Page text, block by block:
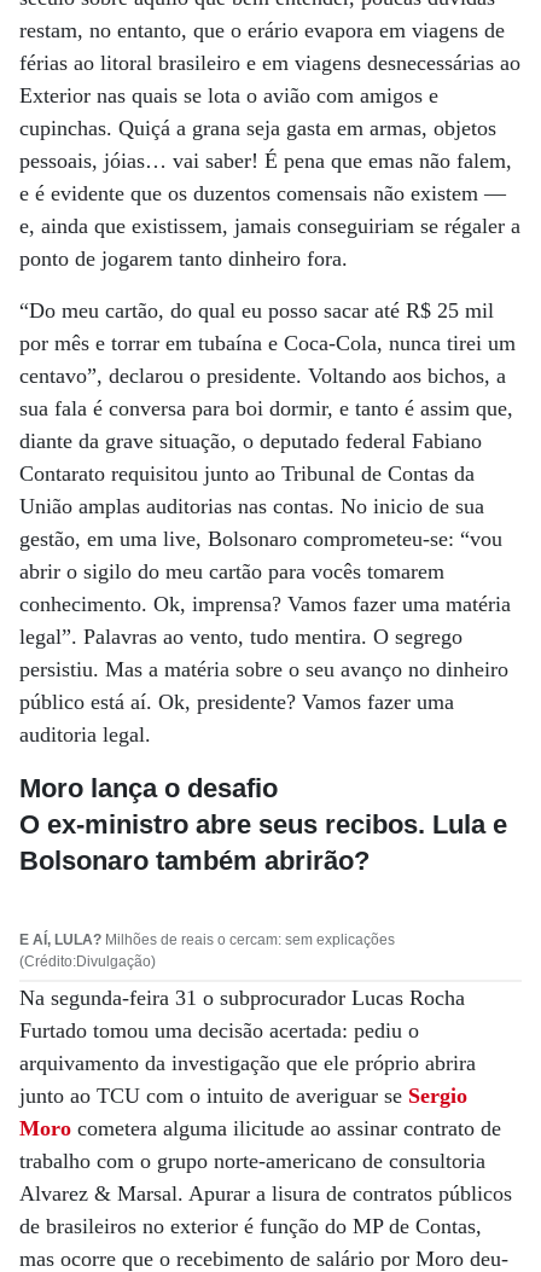
restam, no entanto, que o erário evapora em viagens de
férias ao litoral brasileiro e em viagens desnecessárias ao
Exterior nas quais se lota o avião com amigos e
cupinchas. Quiçá a grana seja gasta em armas, objetos
pessoais, jóias… vai saber! É pena que emas não falem,
e é evidente que os duzentos comensais não existem ­­—
e, ainda que existissem, jamais conseguiriam se régaler a
ponto de jogarem tanto dinheiro fora.
“Do meu cartão, do qual eu posso sacar até R$ 25 mil
por mês e torrar em tubaína e Coca-Cola, nunca tirei um
centavo”, declarou o presidente. Voltando aos bichos, a
sua fala é conversa para boi dormir, e tanto é assim que,
diante da grave situação, o deputado federal Fabiano
Contarato requisitou junto ao Tribunal de Contas da
União amplas auditorias nas contas. No inicio de sua
gestão, em uma live, Bolsonaro comprometeu-se: “vou
abrir o sigilo do meu cartão para vocês tomarem
conhecimento. Ok, imprensa? Vamos fazer uma matéria
legal”. Palavras ao vento, tudo mentira. O segrego
persistiu. Mas a matéria sobre o seu avanço no dinheiro
público está aí. Ok, presidente? Vamos fazer uma
auditoria legal.
Moro lança o desafio
O ex-ministro abre seus recibos. Lula e
Bolsonaro também abrirão?
E AÍ, LULA? Milhões de reais o cercam: sem explicações
(Crédito:Divulgação)
Na segunda-feira 31 o subprocurador Lucas Rocha
Furtado tomou uma decisão acertada: pediu o
arquivamento da investigação que ele próprio abrira
junto ao TCU com o intuito de averiguar se Sergio
Moro cometera alguma ilicitude ao assinar contrato de
trabalho com o grupo norte-americano de consultoria
Alvarez & Marsal. Apurar a lisura de contratos públicos
de brasileiros no exterior é função do MP de Contas,
mas ocorre que o recebimento de salário por Moro deu-